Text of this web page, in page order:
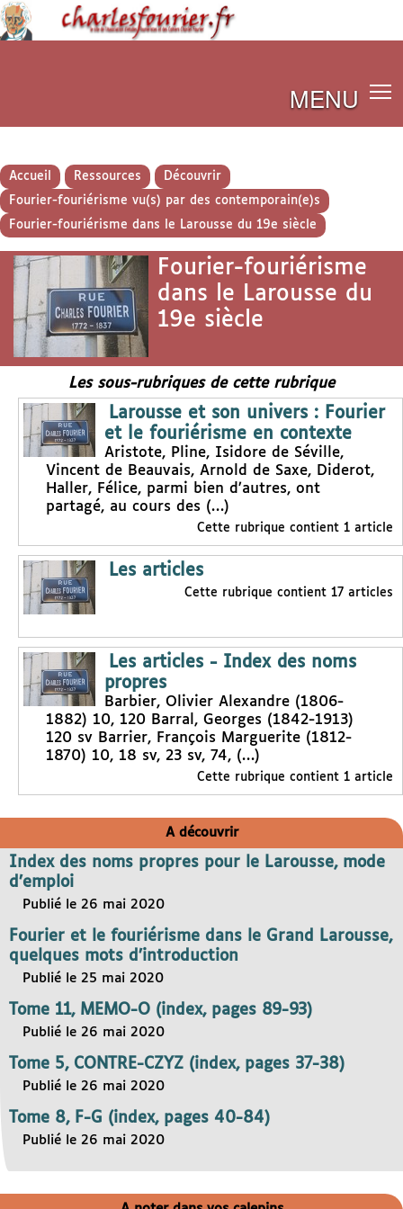
MENU
Accueil Ressources
Découvrir
Fourier-fouriérisme vu(s) par des contemporain(e)s
Fourier-fouriérisme dans le Larousse du 19e siècle
Fourier-fouriérisme
dans le Larousse du
19e siècle
Les sous-rubriques de cette rubrique
Larousse et son univers : Fourier
et le fouriérisme en contexte
Aristote, Pline, Isidore de Séville,
Vincent de Beauvais, Arnold de Saxe, Diderot,
Haller, Félice, parmi bien d’autres, ont
partagé, au cours des (…)
Cette rubrique contient 1 article
Les articles
Cette rubrique contient 17 articles
Les articles - Index des noms
propres
Barbier, Olivier Alexandre (1806-
1882) 10, 120 Barral, Georges (1842-1913)
120 sv Barrier, François Marguerite (1812-
1870) 10, 18 sv, 23 sv, 74, (…)
Cette rubrique contient 1 article
A découvrir
Index des noms propres pour le Larousse, mode
d’emploi
Publié le 26 mai 2020
Fourier et le fouriérisme dans le Grand Larousse,
quelques mots d’introduction
Publié le 25 mai 2020
Tome 11, MEMO-O (index, pages 89-93)
Publié le 26 mai 2020
Tome 5, CONTRE-CZYZ (index, pages 37-38)
Publié le 26 mai 2020
Tome 8, F-G (index, pages 40-84)
Publié le 26 mai 2020